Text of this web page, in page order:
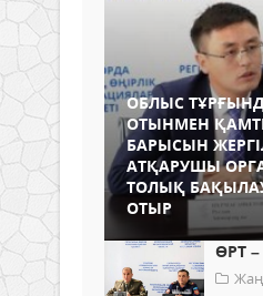
ОБЛЫС
ОТЫНМЕН
БАРЫСЫН
АТҚАРУШЫ
ТОЛЫҚ
ОТЫР
ӨРТ –